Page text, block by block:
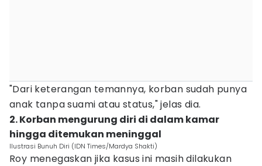
"Dari keterangan temannya, korban sudah punya
anak tanpa suami atau status," jelas dia.
2. Korban mengurung diri di dalam kamar
hingga ditemukan meninggal
Ilustrasi Bunuh Diri (IDN Times/Mardya Shakti)
Roy menegaskan jika kasus ini masih dilakukan